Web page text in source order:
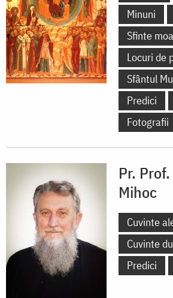
Minuni
Sfinte
Locuri de
Sfântul
Predici
Fotografii
Pr.
Mihoc
Cuvinte
Cuvinte
Predici